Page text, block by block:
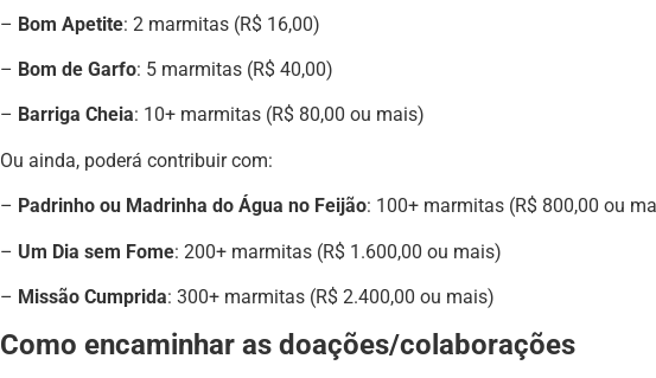
– Bom Apetite: 2 marmitas (R$ 16,00)
– Bom de Garfo: 5 marmitas (R$ 40,00)
– Barriga Cheia: 10+ marmitas (R$ 80,00 ou mais)
Ou ainda, poderá contribuir com:
– Padrinho ou Madrinha do Água no Feijão: 100+ marmitas (R$ 800,00 ou
– Um Dia sem Fome: 200+ marmitas (R$ 1.600,00 ou mais)
– Missão Cumprida: 300+ marmitas (R$ 2.400,00 ou mais)
Como encaminhar as doações/colaborações